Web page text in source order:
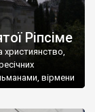
Ріпсіме
християнство,
вірмени